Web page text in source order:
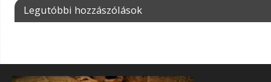
Legutóbbi hozzászólások